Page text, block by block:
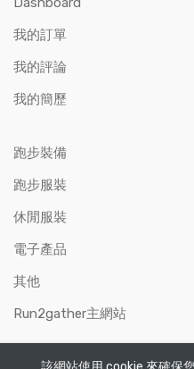
我的訂單
我的評論
我的簡歷
跑步裝備
跑步服裝
休閒服裝
電子產品
其他
Run2gather主網站